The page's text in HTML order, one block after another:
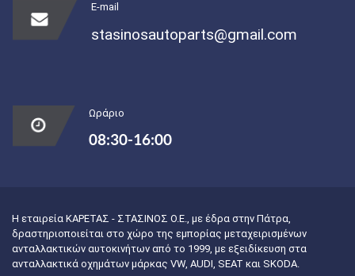
E-mail
stasinosautoparts@gmail.com
Ωράριο
08:30-16:00
Η εταιρεία ΚΑΡΕΤΑΣ - ΣΤΑΣΙΝΟΣ Ο.Ε., με έδρα στην Πάτρα,
δραστηριοποιείται στο χώρο της εμπορίας μεταχειρισμένων
ανταλλακτικών αυτοκινήτων από το 1999, με εξειδίκευση στα
ανταλλακτικά οχημάτων μάρκας VW, AUDI, SEAT και SKODA.